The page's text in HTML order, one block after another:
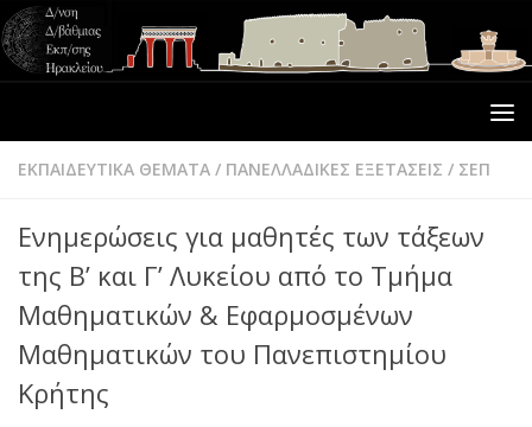
ΕΚΠΑΙΔΕΥΤΙΚΑ ΘΕΜΑΤΑ / ΠΑΝΕΛΛΑΔΙΚΕΣ ΕΞΕΤΑΣΕΙΣ / ΣΕΠ
Ενημερώσεις για μαθητές των τάξεων
της Β’ και Γ’ Λυκείου από το Τμήμα
Μαθηματικών & Εφαρμοσμένων
Μαθηματικών του Πανεπιστημίου
Κρήτης